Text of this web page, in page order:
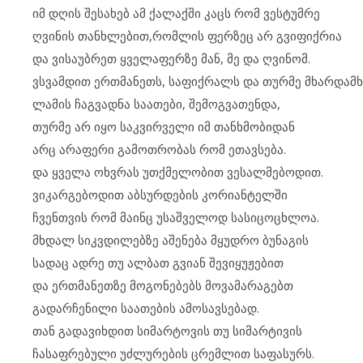
იმ დღის შესახებ ამ ქალაქში კაცს რომ ვესტუმრე
ღვინის თანხლებით,რომლის ფერზეც არ გვიფიქრია
და ვისაუბრეთ ყველაფერზე მან, მე და ღვინომ.
ვსვამდით ერთმანეთს, საფიქრალს და თურმე
ლამის ჩაგვადნა საათები, შემოგვათენდა,
თურმე არ იყო საკვირველი იმ თანხმობიდან
არც არაფერი გამოთრობას რომ ეთავსება.
და ყველა ოხვრას უთქმელობით ვესალმებოდით.
ვიკარგებოდით აბსურდების კორიანტელში
ჩვენთვის რომ მაინც უსაშველოდ სასიცოცხლოა.
მხდალ სიკვდილებზე აშენება მყუდრო ბუნაგის
სადაც ადრე თუ ალბათ გვიან შევიყუჟებით
და ერთმანეთზე მოგონებებს მოვამარაგებთ
გადარჩენილი საათების ამოსავსებად.
თან გადავიხდით სიმარტოვის თუ სიმარტივის
ჩასაფრებული უძლურების ცრემლით საფასურს.